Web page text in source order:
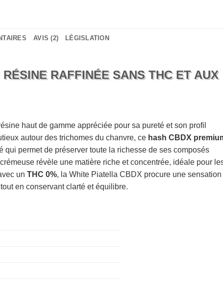
AVIS (2) LÉGISLATION
RAFFINÉE SANS THC ET AUX
haut de gamme appréciée pour sa pureté et son profil
autour des trichomes du chanvre, ce hash CBDX
qui permet de préserver toute la richesse de ses composés
révèle une matière riche et concentrée, idéale pour
un THC 0%, la White Piatella CBDX procure une sensation
en conservant clarté et équilibre.